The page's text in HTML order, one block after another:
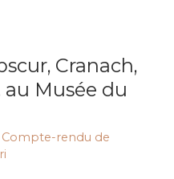
Cranach,
au Musée du
Compte-rendu de